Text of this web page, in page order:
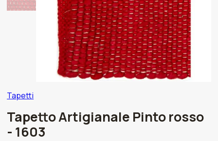
Tapetti
Tapetto Artigianale Pinto rosso
- 1603